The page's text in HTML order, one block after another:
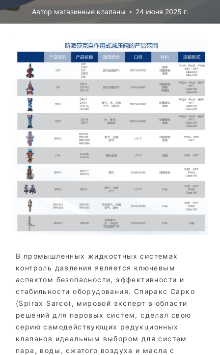
Автор магазинные клапаны 24 июня 2025 г.
В промышленных жидкостных системах
контроль давления является ключевым
аспектом безопасности, эффективности и
стабильности оборудования. Спиракс Сарко
(Spirax Sarco), мировой эксперт в области
решений для паровых систем, сделал свою
серию самодействующих редукционных
клапанов идеальным выбором для систем
пара, воды, сжатого воздуха и масла с